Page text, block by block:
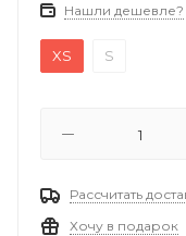
Нашли дешевле?
XS S
Рассчитать
Хочу в подарок